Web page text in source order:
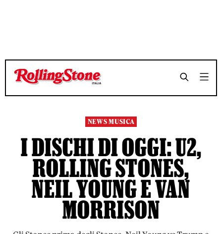
TEMPO DI LETTURA 6 MINUTI SHARE
TEMPO DI LETTURA 6 MINUTI SHARE
NEWS MUSICA
I DISCHI DI OGGI: U2,
ROLLING STONES,
NEIL YOUNG E VAN
MORRISON